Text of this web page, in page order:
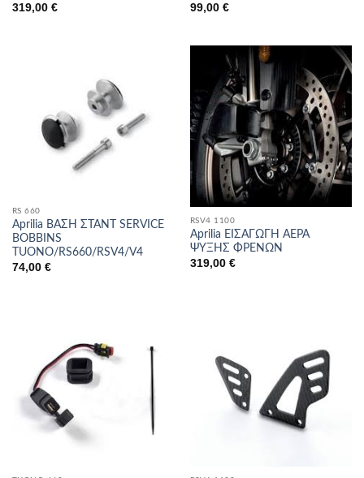
319,00 € 99,00 €
RS 660
Aprilia ΒΑΣΗ ΣΤΑΝΤ SERVICE
BOBBINS
TUONO/RS660/RSV4/V4
74,00 €
RSV4 1100
Aprilia ΕΙΣΑΓΩΓΗ ΑΕΡΑ
ΨΥΞΗΣ ΦΡΕΝΩΝ
319,00 €